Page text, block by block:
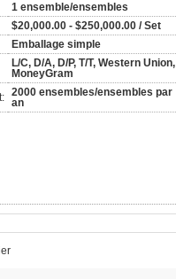
1 ensemble/ensembles
$20,000.00 - $250,000.00 / Set
Emballage simple
L/C, D/A, D/P, T/T, Western Union,
MoneyGram
2000 ensembles/ensembles par
an